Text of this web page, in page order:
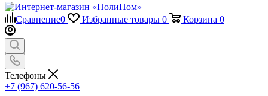
Сравнение0 Избранные товары 0 Корзина 0
Телефоны
+7 (967) 620-56-56